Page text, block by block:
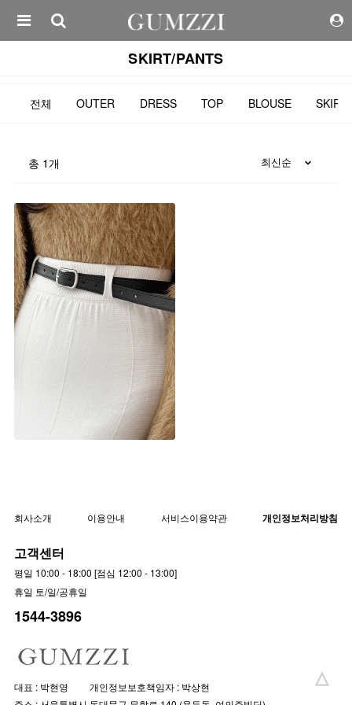
SKIRT/PANTS
전체 OUTER DRESS TOP BLOUSE
총 1 개
베론 니트 롱 스커트 (벨트SET)
▨F/W고별전 50%▨
sk3220 [26~28.5] 3color
19,900원 39,900원
회사소개 이용안내 서비스이용약관 개인정보처리방침
고객센터
평일 10:00 - 18:00 [점심 12:00 - 13:00]
휴일 토/일/공휴일
1544-3896
대표 : 박현영
개인정보보호책임자 : 박상현